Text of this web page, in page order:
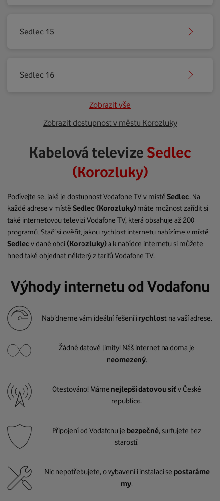
Sedlec 15
Sedlec 16
Zobrazit vše
Zobrazit dostupnost v městu Korozluky
Kabelová televize Sedlec
(Korozluky)
Podívejte se, jaká je dostupnost Vodafone TV v místě Sedlec. Na
každé adrese v místě Sedlec (Korozluky) máte možnost zařídit si
také internetovou televizi Vodafone TV, která obsahuje až 200
programů. Stačí si ověřit, jakou rychlost internetu nabízíme v místě
Sedlec v dané obci(Korozluky)a k nabídce internetu si můžete
hned také objednat některý z tarifů Vodafone TV.
Výhody internetu od Vodafonu
Nabídneme vám ideální řešení i rychlost na vaší adrese.
Žádné datové limity! Náš internet na doma je
neomezený.
Otestováno! Máme nejlepší datovou síťv České
republice.
Připojení od Vodafonu je bezpečné, surfujete bez
starostí.
Nic nepotřebujete, o vybavení i instalaci se postaráme
my.